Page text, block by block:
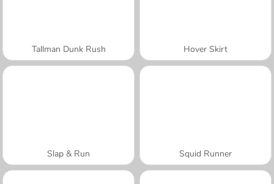
Tallman Dunk Rush Hover Skirt
Slap & Run Squid Runner